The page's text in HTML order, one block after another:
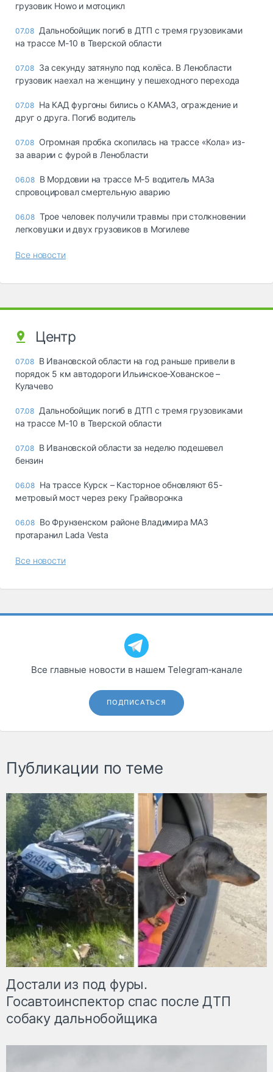
грузовик Howo и мотоцикл
07.08 Дальнобойщик погиб в ДТП с тремя грузовиками
на трассе М-10 в Тверской области
07.08 За секунду затянуло под колёса. В Ленобласти
грузовик наехал на женщину у пешеходного перехода
07.08 На КАД фургоны бились о КАМАЗ, ограждение и
друг о друга. Погиб водитель
07.08 Огромная пробка скопилась на трассе «Кола» из-
за аварии с фурой в Ленобласти
06.08 В Мордовии на трассе М-5 водитель МАЗа
спровоцировал смертельную аварию
06.08 Трое человек получили травмы при столкновении
легковушки и двух грузовиков в Могилеве
Все новости
Центр
07.08 В Ивановской области на год раньше привели в
порядок 5 км автодороги Ильинское-Хованское –
Кулачево
07.08 Дальнобойщик погиб в ДТП с тремя грузовиками
на трассе М-10 в Тверской области
07.08 В Ивановской области за неделю подешевел
бензин
06.08 На трассе Курск – Касторное обновляют 65-
метровый мост через реку Грайворонка
06.08 Во Фрунзенском районе Владимира МАЗ
протаранил Lada Vesta
Все новости
Все главные новости в нашем Telegram‑канале
ПОДПИСАТЬСЯ
Публикации по теме
Достали из под фуры.
Госавтоинспектор спас после ДТП
собаку дальнобойщика